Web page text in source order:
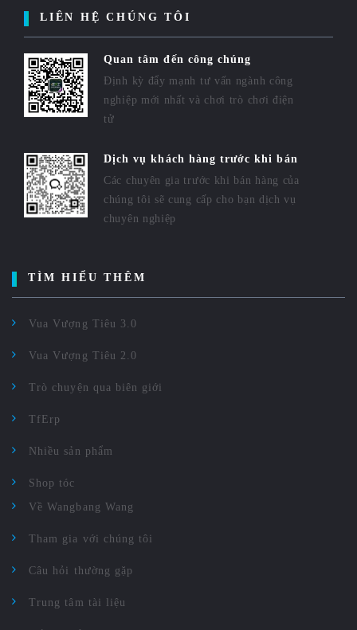
LIÊN HỆ CHÚNG TÔI
Quan tâm đến công chúng
Định kỳ đẩy mạnh tư vấn ngành công
nghiệp mới nhất và chơi trò chơi điện
tử
Dịch vụ khách hàng trước khi bán
Các chuyên gia trước khi bán hàng của
chúng tôi sẽ cung cấp cho bạn dịch vụ
chuyên nghiệp
TÌM HIỂU THÊM
Vua Vượng Tiêu 3.0
Vua Vượng Tiêu 2.0
Trò chuyện qua biên giới
TfErp
Nhiều sản phẩm
Shop tóc
Về Wangbang Wang
Tham gia với chúng tôi
Câu hỏi thường gặp
Trung tâm tài liệu